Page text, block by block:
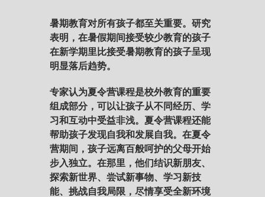
暑期教育对所有孩子都至关重要。研究
表明，在暑假期间接受较少教育的孩子
在新学期里比接受暑期教育的孩子呈现
明显落后趋势。
专家认为夏令营课程是校外教育的重要
组成部分，可以让孩子从不同经历、学
习和互动中受益非浅。夏令营课程还能
帮助孩子发现自我和发展自我。在夏令
营期间，孩子远离百般呵护的父母开始
步入独立。在那里，他们结识新朋友、
探索新世界、尝试新事物、学习新技
能、挑战自我局限，尽情享受全新环境